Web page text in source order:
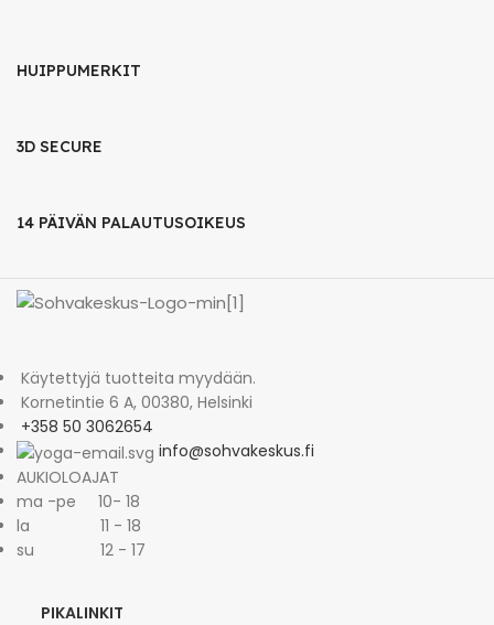
HUIPPUMERKIT
3D SECURE
14 PÄIVÄN PALAUTUSOIKEUS
Käytettyjä tuotteita myydään.
Kornetintie 6 A, 00380, Helsinki
+358 50 3062654
info@sohvakeskus.fi
AUKIOLOAJAT
ma -pe 10- 18
la 11 - 18
su 12 - 17
PIKALINKIT